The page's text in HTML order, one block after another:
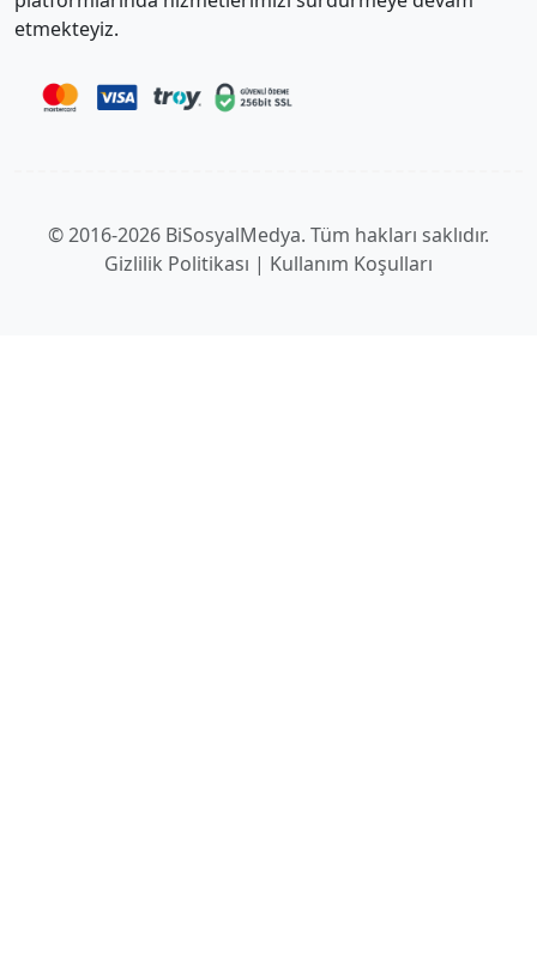
etmekteyiz.
© 2016-2026 BiSosyalMedya. Tüm hakları saklıdır.
Gizlilik Politikası | Kullanım Koşulları